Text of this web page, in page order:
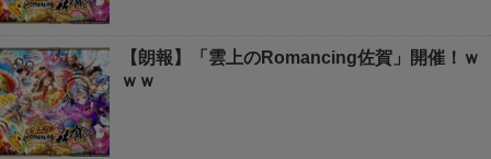
【朗報】「雲上のRomancing佐賀」開催！ｗ
ｗｗ